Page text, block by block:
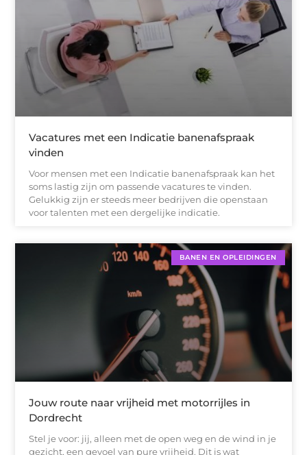
Vacatures met een Indicatie banenafspraak
vinden
Voor mensen met een Indicatie banenafspraak kan het
soms lastig zijn om passende vacatures te vinden.
Gelukkig zijn er steeds meer bedrijven die openstaan
voor talenten met een dergelijke indicatie.
BANEN EN OPLEIDINGEN
Jouw route naar vrijheid met motorrijles in
Dordrecht
Stel je voor: jij, alleen met de open weg en de wind in je
gezicht, een gevoel van pure vrijheid. Dit is wat